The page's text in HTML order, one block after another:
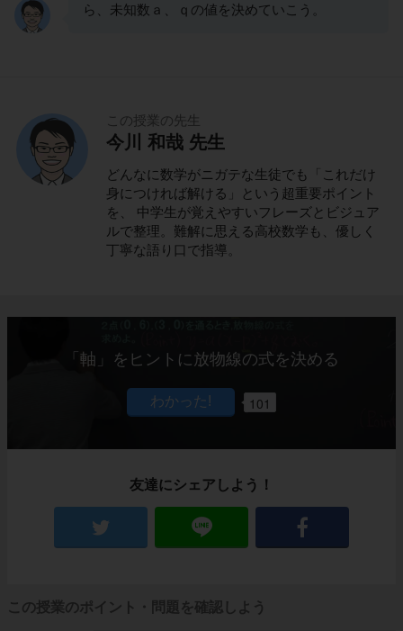
ら、未知数ａ、ｑの値を決めていこう。
この授業の先生
今川 和哉 先生
どんなに数学がニガテな生徒でも「これだけ
身につければ解ける」という超重要ポイント
を、 中学生が覚えやすいフレーズとビジュア
ルで整理。難解に思える高校数学も、優しく
丁寧な語り口で指導。
「軸」をヒントに放物線の式を決める
101
友達にシェアしよう！
この授業のポイント・問題を確認しよう